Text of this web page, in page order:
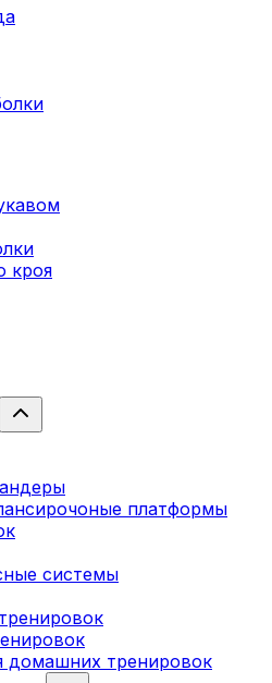
кроя
платформы
системы
домашних тренировок